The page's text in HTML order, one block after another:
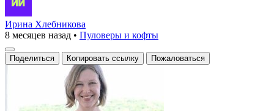
Ирина Хлебникова
8 месяцев назад • Пуловеры и кофты
Поделиться Копировать ссылку Пожаловаться